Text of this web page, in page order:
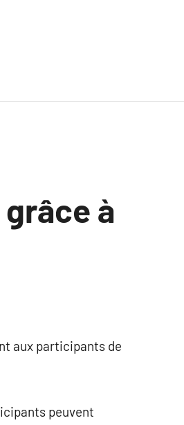
à
aux participants de
peuvent